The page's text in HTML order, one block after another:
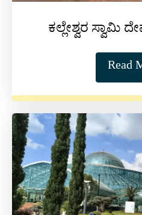
ಕಲ್ಲೇಶ್ವರ ಸ್ವಾಮಿ
Read